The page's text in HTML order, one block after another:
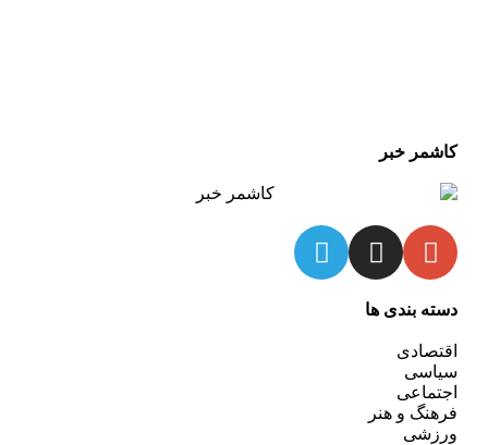
کاشمر خبر
دسته بندی ها
اقتصادی
سیاسی
اجتماعی
فرهنگ و هنر
ورزشی